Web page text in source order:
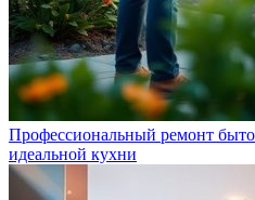
Профессиональный ремонт
идеальной кухни